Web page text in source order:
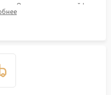
Отсоединение шлейфов
к силовым платам, катушкам